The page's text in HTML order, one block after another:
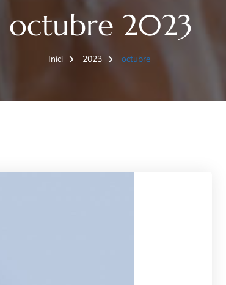
octubre 2023
Inici 2023 octubre